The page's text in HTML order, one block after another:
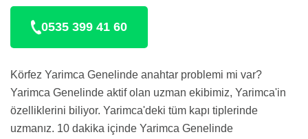
0535 399 41 60
Körfez Yarimca Genelinde anahtar problemi mi var?
Yarimca Genelinde aktif olan uzman ekibimiz, Yarimca'in
özelliklerini biliyor. Yarimca'deki tüm kapı tiplerinde
uzmanız. 10 dakika içinde Yarimca Genelinde